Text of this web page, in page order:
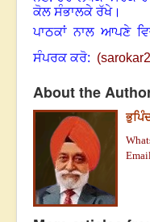
ਕੋਲ ਸੰਭਾਲਕੇ ਰੱਖੇ।
ਪਾਠਕਾਂ ਨਾਲ ਆਪਣੇ
ਸੰਪਰਕ ਕਰੋ: (
About the